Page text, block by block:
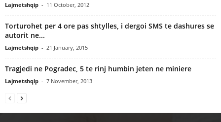
Lajmetshqip - 11 October, 2012
Torturohet per 4 ore pas shtylles, i dergoi SMS te dashures se
autorit ne...
Lajmetshqip - 21 January, 2015
Tragjedi ne Pogradec, 5 te rinj humbin jeten ne miniere
Lajmetshqip - 7 November, 2013